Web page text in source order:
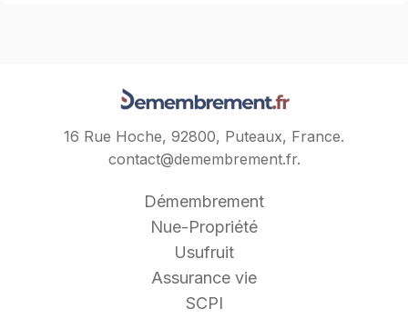
16 Rue Hoche, 92800, Puteaux, France.
contact@demembrement.fr.
Démembrement
Nue-Propriété
Usufruit
Assurance vie
SCPI